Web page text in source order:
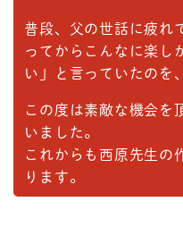
普段、父の世話に疲れ
ってからこんなに楽し
い」と言っていたのを
この度は素敵な機会を
いました。
これからも西原先生の
ります。